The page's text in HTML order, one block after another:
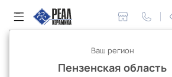
Керамическая плитка Каталог Плитка 2024
Ваш регион
Пензенская область